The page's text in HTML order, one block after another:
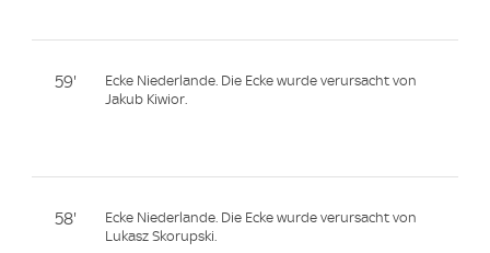
59'
Ecke Niederlande. Die Ecke wurde verursacht von
Jakub Kiwior.
58'
Ecke Niederlande. Die Ecke wurde verursacht von
Lukasz Skorupski.